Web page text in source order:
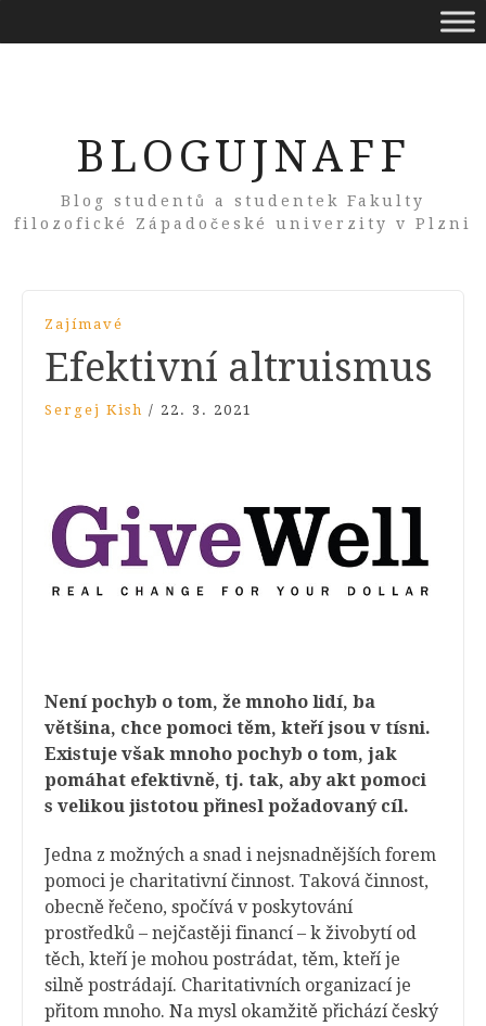
BLOGUJNAFF
Blog studentů a studentek Fakulty
filozofické Západočeské univerzity v Plzni
Zajímavé
Efektivní altruismus
Sergej Kish / 22. 3. 2021
Není pochyb o tom, že mnoho lidí, ba
většina, chce pomoci těm, kteří jsou v tísni.
Existuje však mnoho pochyb o tom, jak
pomáhat efektivně, tj. tak, aby akt pomoci
s velikou jistotou přinesl požadovaný cíl.
Jedna z možných a snad i nejsnadnějších forem
pomoci je charitativní činnost. Taková činnost,
obecně řečeno, spočívá v poskytování
prostředků – nejčastěji financí – k živobytí od
těch, kteří je mohou postrádat, těm, kteří je
silně postrádají. Charitativních organizací je
přitom mnoho. Na mysl okamžitě přichází český